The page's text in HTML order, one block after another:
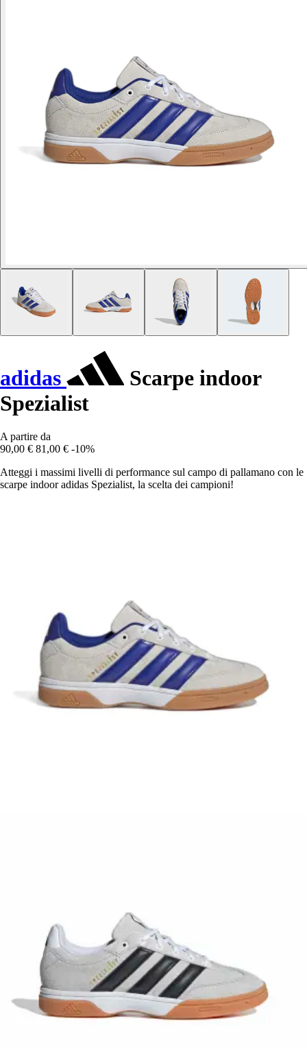
adidas
Scarpe indoor
Spezialist
A partire da
90,00 € 81,00 € -10%
Atteggi i massimi livelli di performance sul campo di pallamano con le
scarpe indoor adidas Spezialist, la scelta dei campioni!